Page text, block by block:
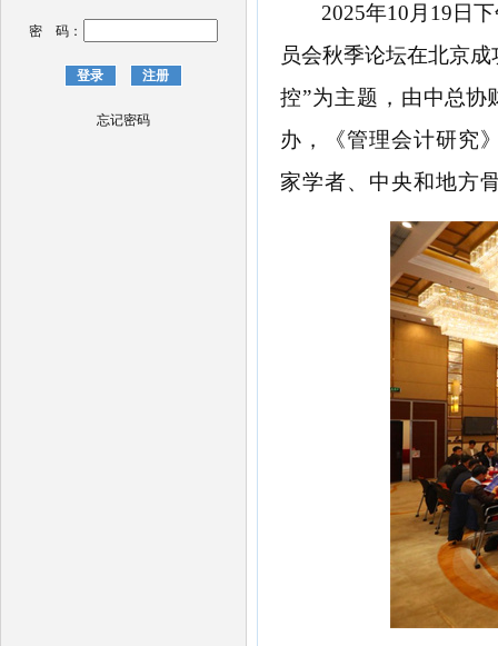
密 码：
忘记密码
2025年10月19日
员会秋季论坛在北京成
控”为主题，由中总协
办，《管理会计研究
家学者、中央和地方